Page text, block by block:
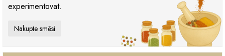
experimentovat.
Nakupte směsi